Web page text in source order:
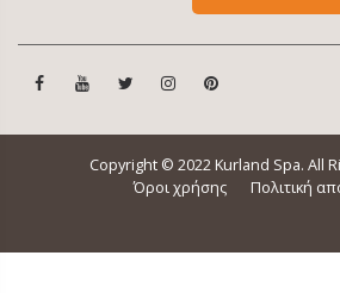
Copyright © 2022 Kurland Spa. All
Όροι χρήσης
Πολιτική